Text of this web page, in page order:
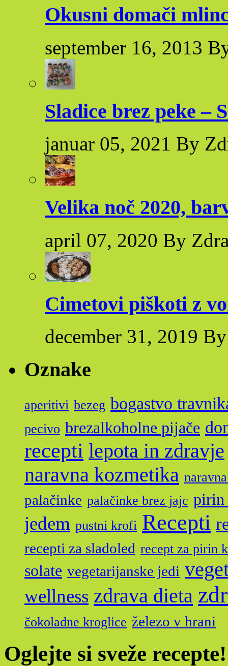
Okusni domači
september 16, 2013
Sladice brez peke –
januar 05, 2021 By
Velika noč 2020,
april 07, 2020 By
Cimetovi piškoti z
december 31, 2019
Oznake
aperitivi bezeg bogastvo
pecivo brezalkoholne pijače
recepti lepota in zdravje
naravna kozmetika
palačinke palačinke brez jajc pirin
jedem pustni krofi Recepti
recepti za sladoled recept za pirin
solate vegetarijanske jedi
wellness zdrava dieta
čokoladne kroglice železo v hrani
Oglejte si sveže recepte!